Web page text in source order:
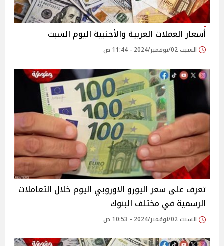
أسعار العملات العربية والأجنبية اليوم السبت
السبت 02/نوفمبر/2024 - 11:44 ص
تعرف على سعر اليورو الاوروبي اليوم خلال التعاملات
الرسمية في مختلف البنوك
السبت 02/نوفمبر/2024 - 10:53 ص